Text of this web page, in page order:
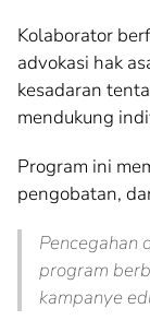
Kolaborator
advokasi hak
kesadaran
mendukung
Program ini
pengobatan,
Pencegahan
program
kampanye